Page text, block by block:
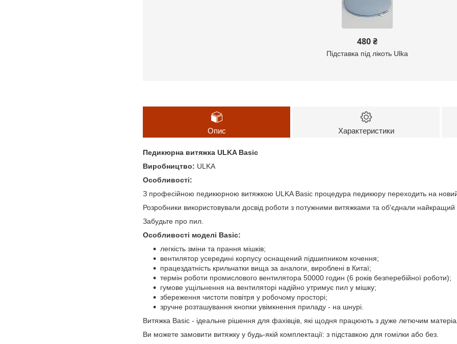
480 ₴
Підставка під лікоть Ulka
Опис Характеристики
Педикюрна витяжка ULKA Basic
Виробництво: ULKA
Особливості:
З професійною педикюрною витяжкою ULKA Basic процедура педикюру переходить на новий
Розробники використовували досвід роботи з потужними витяжками та об'єднали найкращий
Забудьте про пил.
Особливості моделі Basic:
легкість зміни та прання мішків;
вентилятор усередині корпусу оснащений підшипником кочення;
працездатність крильчатки вища за аналоги, вироблені в Китаї;
термін роботи промислового вентилятора 50000 годин (6 років безперебійної роботи);
гумове ущільнення на вентиляторі надійно утримує пил у мішку;
збереження чистоти повітря у робочому просторі;
зручне розташування кнопки увімкнення приладу - на шнурі.
Витяжка Basic - ідеальне рішення для фахівців, які щодня працюють з дуже летючим
Ви можете замовити витяжку у будь-якій комплектації: з підставкою для гомілки або без.